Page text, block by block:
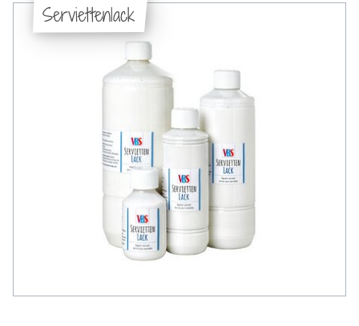
Serviettenlack